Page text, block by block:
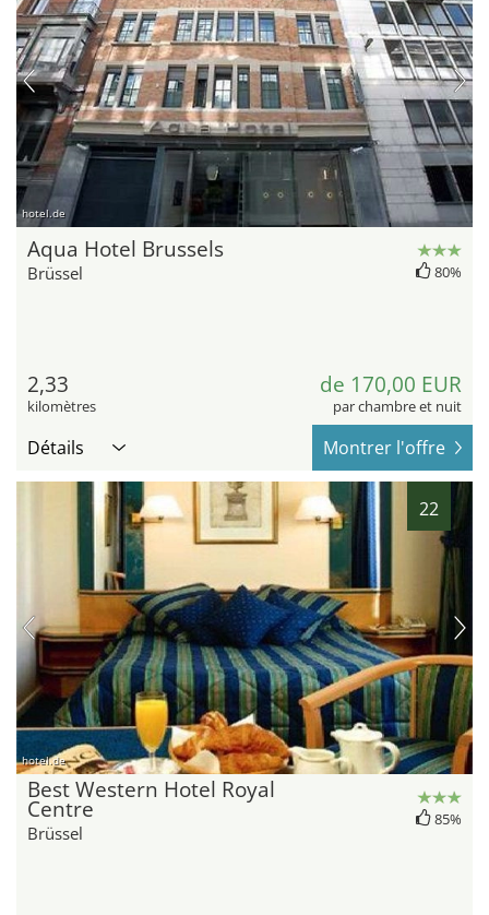
hotel.de
Aqua Hotel Brussels
Brüssel 80%
2,33
kilomètres
de 170,00 EUR
par chambre et nuit
Détails Montrer l'offre
22
hotel.de
Best Western Hotel Royal
Centre
Brüssel
85%